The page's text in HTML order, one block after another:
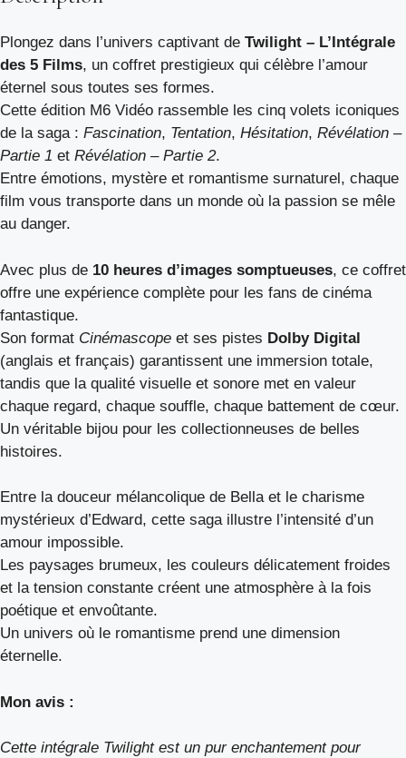
Plongez dans l’univers captivant de Twilight – L’Intégrale
des 5 Films, un coffret prestigieux qui célèbre l’amour
éternel sous toutes ses formes.
Cette édition M6 Vidéo rassemble les cinq volets iconiques
de la saga : Fascination, Tentation, Hésitation, Révélation –
Partie 1 et Révélation – Partie 2.
Entre émotions, mystère et romantisme surnaturel, chaque
film vous transporte dans un monde où la passion se mêle
au danger.
Avec plus de 10 heures d’images somptueuses, ce coffret
offre une expérience complète pour les fans de cinéma
fantastique.
Son format Cinémascope et ses pistes Dolby Digital
(anglais et français) garantissent une immersion totale,
tandis que la qualité visuelle et sonore met en valeur
chaque regard, chaque souffle, chaque battement de cœur.
Un véritable bijou pour les collectionneuses de belles
histoires.
Entre la douceur mélancolique de Bella et le charisme
mystérieux d’Edward, cette saga illustre l’intensité d’un
amour impossible.
Les paysages brumeux, les couleurs délicatement froides
et la tension constante créent une atmosphère à la fois
poétique et envoûtante.
Un univers où le romantisme prend une dimension
éternelle.
Mon avis :
Cette intégrale Twilight est un pur enchantement pour